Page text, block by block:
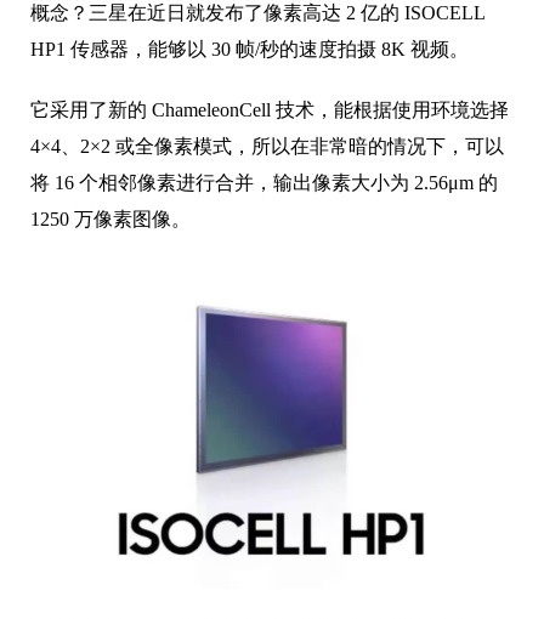
概念？三星在近日就发布了像素高达 2 亿的 ISOCELL
HP1 传感器，能够以 30 帧/秒的速度拍摄 8K 视频。
它采用了新的 ChameleonCell 技术，能根据使用环境选择
4×4、2×2 或全像素模式，所以在非常暗的情况下，可以
将 16 个相邻像素进行合并，输出像素大小为 2.56μm 的
1250 万像素图像。